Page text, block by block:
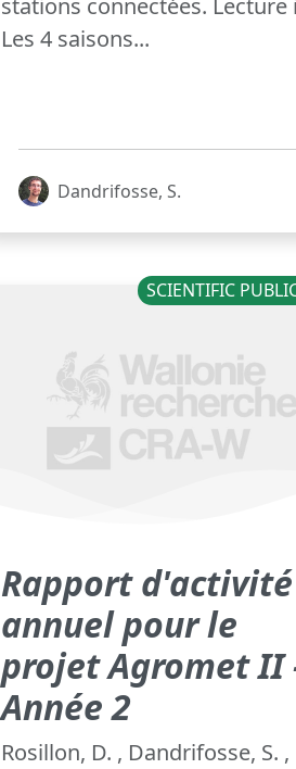
stations connectées. Lecture
Les 4 saisons...
Dandrifosse, S.
SCIENTIFIC
Rapport d'activité
annuel pour le
projet Agromet II
Année 2
Rosillon, D. , Dandrifosse, S. ,